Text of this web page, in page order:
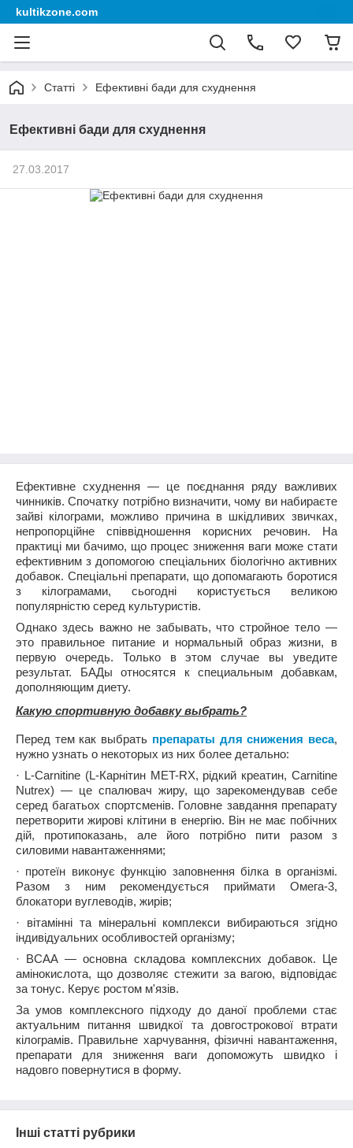
kultikzone.com
Статті Ефективні бади для схуднення
Ефективні бади для схуднення
27.03.2017
Ефективне схуднення — це поєднання ряду важливих
чинників. Спочатку потрібно визначити, чому ви набираєте
зайві кілограми, можливо причина в шкідливих звичках,
непропорційне співвідношення корисних речовин. На
практиці ми бачимо, що процес зниження ваги може стати
ефективним з допомогою спеціальних біологічно активних
добавок. Спеціальні препарати, що допомагають боротися
з кілограмами, сьогодні користується великою
популярністю серед культуристів.
Однако здесь важно не забывать, что стройное тело —
это правильное питание и нормальный образ жизни, в
первую очередь. Только в этом случае вы уведите
результат. БАДы относятся к специальным добавкам,
дополняющим диету.
Какую спортивную добавку выбрать?
Перед тем как выбрать препараты для снижения веса,
нужно узнать о некоторых из них более детально:
· L-Carnitine (L-Карнітин MET-RX, рідкий креатин, Carnitine
Nutrex) — це спалювач жиру, що зарекомендував себе
серед багатьох спортсменів. Головне завдання препарату
перетворити жирові клітини в енергію. Він не має побічних
дій, протипоказань, але його потрібно пити разом з
силовими навантаженнями;
· протеїн виконує функцію заповнення білка в організмі.
Разом з ним рекомендується приймати Омега-3,
блокатори вуглеводів, жирів;
· вітамінні та мінеральні комплекси вибираються згідно
індивідуальних особливостей організму;
· ВСАА — основна складова комплексних добавок. Це
амінокислота, що дозволяє стежити за вагою, відповідає
за тонус. Керує ростом м'язів.
За умов комплексного підходу до даної проблеми стає
актуальним питання швидкої та довгострокової втрати
кілограмів. Правильне харчування, фізичні навантаження,
препарати для зниження ваги допоможуть швидко і
надовго повернутися в форму.
Інші статті рубрики